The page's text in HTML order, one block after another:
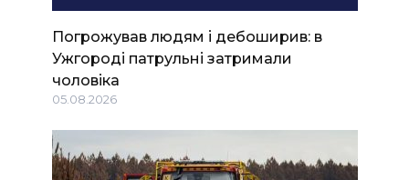
Погрожував людям і дебоширив: в
Ужгороді патрульні затримали
чоловіка
05.08.2026